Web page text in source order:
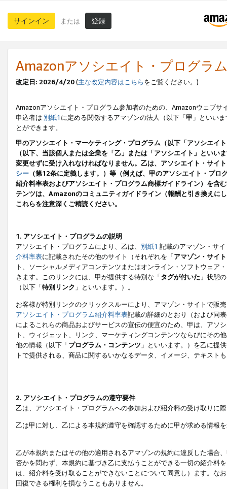
サインイン または 登録
Amazonアソシエイト・プログラ
改定日: 2026/4/20(主な改定内容はこちらをご覧ください。)
Amazonアソシエイト・プログラム参加者のための、Amazonウェブサ
申込者は 別紙1 に定める関係するアマゾンの法人（以下「甲 」といい
とができます。
甲のアソシエイト・マーケティング・プログラム（以下「アソシエイ
（以下、当該個人または企業を「乙」または「アソシエイト」とい
変更せずに受け入れなければなりません。乙は、アソシエイト・サイ
シー （第12条に定義します。）等（例えば、甲のアソシエイト・プ
紹介料率表およびアソシエイト・プログラム商標ガイドライン）を
テンツは、Amazonのコミュニティガイドライン（報酬と引き換えに
これらを注意深くご精読ください。
1. アソシエイト・プログラムの説明
アソシエイト・プログラムにより、乙は、 別紙1 記載のアマゾン・サ
介料率表に記載されたその他のサイト（それぞれを「アマゾン・サイト
ト、ソーシャルメディアコンテンツまたはオンライン・ソフトウェア
きます。このリンクには、甲が提供する特別な「タグが付いた 」状態
（以下「特別リンク 」といいます。）。
お客様が特別リンクのクリックスルーにより、アマゾン・サイトで販
アソシエイト・プログラム紹介料率表記載の詳細のとおり（および同
によるこれらの商品およびサービスの宣伝の便宜のため、甲は、アソ
ト、ウィジェット、リンク、マーケティングコンテンツならびにその
他の情報（以下「プログラム・コンテンツ 」といいます。）を乙に提
トで提供される、商品に関するいかなるデータ、イメージ、テキス
2. アソシエイト・プログラムの遵守要件
乙は、アソシエイト・プログラムへの参加および紹介料の受け取りに
乙は甲に対し、乙による本規約遵守を確認するために甲が求める情報
乙が本規約またはその他の適用されるアマゾンの規約に違反した場合
否かを問わず、本規約に基づき乙に支払うことができる一切の紹介料
は、紹介料を受け取ることができないことについて同意し）ます。な
回復できる権利を損なうこともありません。